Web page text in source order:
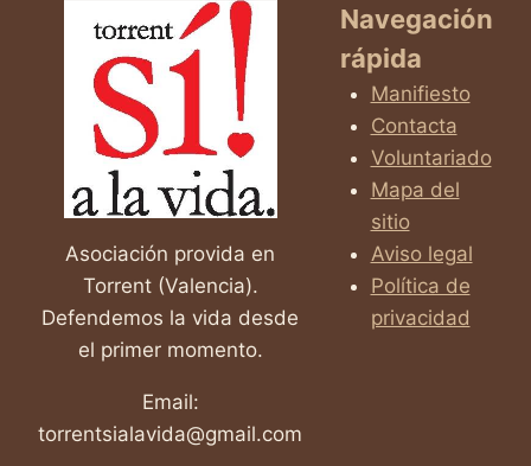
Asociación provida en
Torrent (Valencia).
Defendemos la vida desde
el primer momento.
Email:
torrentsialavida@gmail.com
Navegación
rápida
Manifiesto
Contacta
Voluntariado
Mapa del
sitio
Aviso legal
Política de
privacidad